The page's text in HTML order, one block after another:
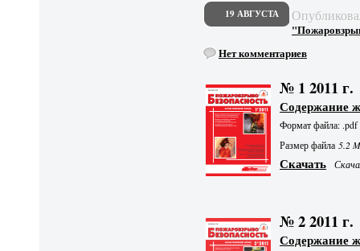
19 АВГУСТА
Нет комментариев
№ 1 2011 г.
Содержание
Формат файла: .pdf
Размер файла5.2
Скачать
№ 2 2011 г.
Содержание